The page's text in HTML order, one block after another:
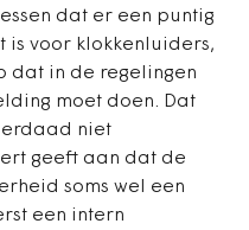
dat er een puntig
is voor klokkenluiders,
dat in de regelingen
moet doen. Dat
niet
geeft aan dat de
soms wel een
een intern